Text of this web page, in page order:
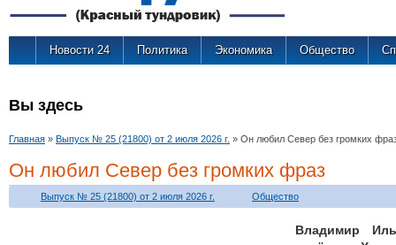
Новости 24 Политика Экономика Общество
Вы здесь
Главная » Выпуск № 25 (21800) от 2 июля 2026 г. » Он любил Север без громких
Он любил Север без громких фраз
Выпуск № 25 (21800) от 2 июля 2026 г. Общество
Владимир